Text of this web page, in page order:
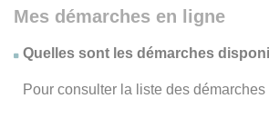
Mes démarches en ligne
Quelles sont les démarches
Pour consulter la liste des